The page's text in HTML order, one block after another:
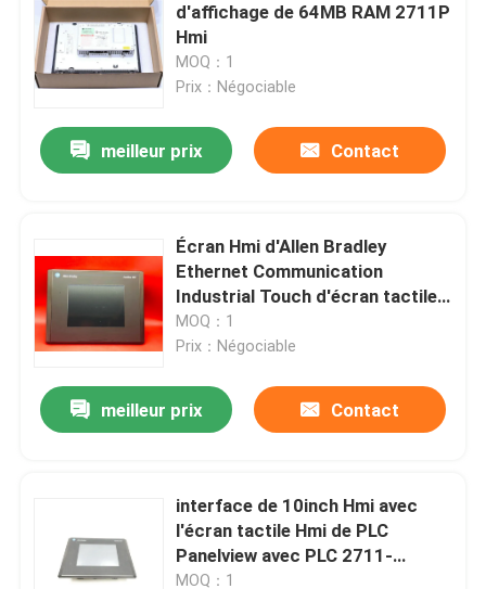
Produits
Visite d'usine
Contrôle de qualité
Contactez-nous
Servomoteur industriel
Commandes servo industrielles
Amplificateur servo à C.A.
d'affichage de 64MB RAM 2711P
Hmi
MOQ：1
Prix：Négociable
meilleur prix Contact
Écran Hmi d'Allen Bradley
Ethernet Communication
Industrial Touch d'écran tactile
de 2711-T10C1X HMI
MOQ：1
Prix：Négociable
meilleur prix Contact
interface de 10inch Hmi avec
l'écran tactile Hmi de PLC
Panelview avec PLC 2711-
T10C20L1
MOQ：1